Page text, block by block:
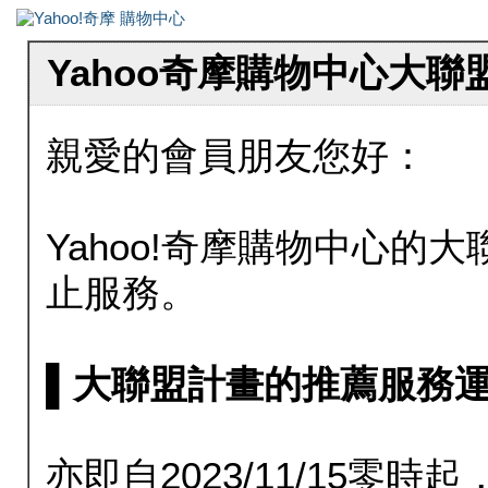
Yahoo奇摩購物中心大聯
親愛的會員朋友您好：
Yahoo!奇摩購物中心的大
止服務。
▌大聯盟計畫的推薦服務
亦即自2023/11/15零時起